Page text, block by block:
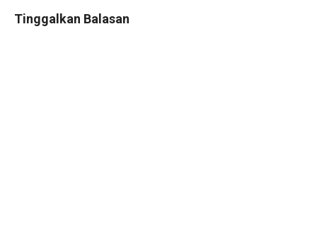
Tinggalkan Balasan